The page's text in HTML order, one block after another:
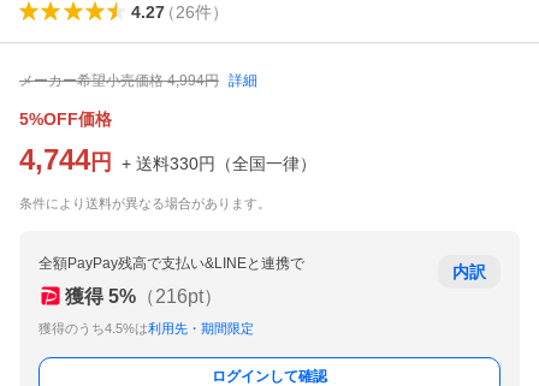
4.27（26件）
メーカー希望小売価格 4,994円 詳細
5%OFF価格
4,744円 + 送料330円 （全国一律）
条件により送料が異なる場合があります。
全額PayPay残高で支払い&LINEと連携で
獲得 5% （216pt）
獲得のうち4.5%は利用先・期間限定
内訳
ログインして確認